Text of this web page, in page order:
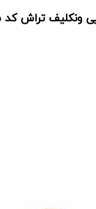
ونکلیف تراش کد 1755